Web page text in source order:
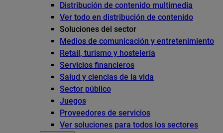
Distribución de contenido multimedia
Ver todo en distribución de contenido
Soluciones del sector
Medios de comunicación y entretenimiento
Retail, turismo y hostelería
Servicios financieros
Salud y ciencias de la vida
Sector público
Juegos
Proveedores de servicios
Ver soluciones para todos los sectores